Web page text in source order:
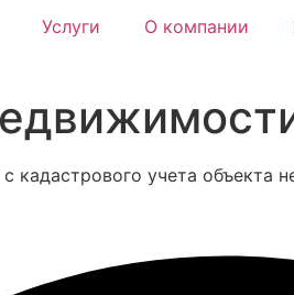
Услуги О компании
кадастрового учета